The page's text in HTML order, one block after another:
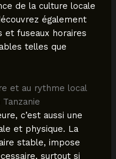
de la culture locale
également
et fuseaux horaires
telles que
et au rythme local
c’est aussi une
et physique. La
stable, impose
surtout si